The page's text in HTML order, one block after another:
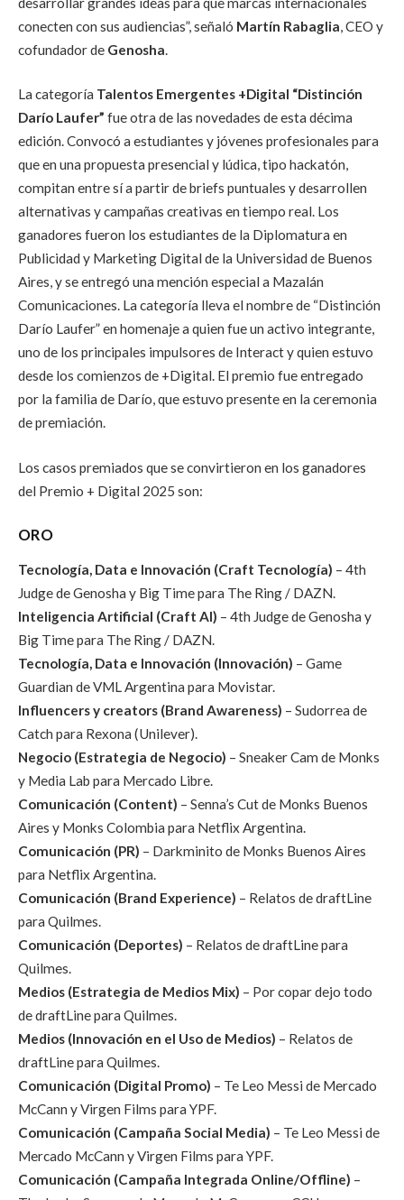
conecten con sus audiencias”, señaló Martín Rabaglia , CEO y
cofundador de Genosha
La categoría Talentos Emergentes +Digital “Distinción
Darío Laufer” fue otra de las novedades de esta décima
edición. Convocó a estudiantes y jóvenes profesionales para
que en una propuesta presencial y lúdica, tipo hackatón,
compitan entre sí a partir de briefs puntuales y desarrollen
alternativas y campañas creativas en tiempo real. Los
ganadores fueron los estudiantes de la Diplomatura en
Publicidad y Marketing Digital de la Universidad de Buenos
Aires, y se entregó una mención especial a Mazalán
Comunicaciones. La categoría lleva el nombre de “Distinción
Darío Laufer” en homenaje a quien fue un activo integrante,
uno de los principales impulsores de Interact y quien estuvo
desde los comienzos de +Digital. El premio fue entregado
por la familia de Darío, que estuvo presente en la ceremonia
de premiación.
Los casos premiados que se convirtieron en los ganadores
del Premio + Digital 2025 son:
ORO
Tecnología, Data e Innovación (Craft Tecnología) – 4th
Judge de Genosha y Big Time para The Ring / DAZN.
Inteligencia Artificial (Craft AI) – 4th Judge de Genosha y
Big Time para The Ring / DAZN.
Tecnología, Data e Innovación (Innovación) – Game
Guardian de VML Argentina para Movistar.
Influencers y creators (Brand Awareness) – Sudorrea de
Catch para Rexona (Unilever).
Negocio (Estrategia de Negocio) – Sneaker Cam de Monks
y Media Lab para Mercado Libre.
Comunicación (Content) – Senna’s Cut de Monks Buenos
Aires y Monks Colombia para Netflix Argentina.
Comunicación (PR) – Darkminito de Monks Buenos Aires
para Netflix Argentina.
Comunicación (Brand Experience) – Relatos de draftLine
para Quilmes.
Comunicación (Deportes) – Relatos de draftLine para
Quilmes.
Medios (Estrategia de Medios Mix) – Por copar dejo todo
de draftLine para Quilmes.
Medios (Innovación en el Uso de Medios) – Relatos de
draftLine para Quilmes.
Comunicación (Digital Promo) – Te Leo Messi de Mercado
McCann y Virgen Films para YPF.
Comunicación (Campaña Social Media) – Te Leo Messi de
Mercado McCann y Virgen Films para YPF.
Comunicación (Campaña Integrada Online/Offline) –